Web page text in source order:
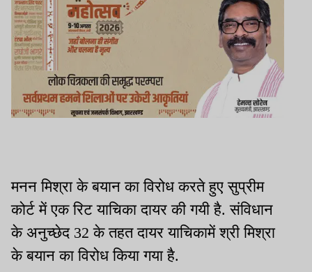
मनन मिश्रा के बयान का विरोध करते हुए सुप्रीम
कोर्ट में एक रिट याचिका दायर की गयी है. संविधान
के अनुच्छेद 32 के तहत दायर याचिकामें श्री मिश्रा
के बयान का विरोध किया गया है.